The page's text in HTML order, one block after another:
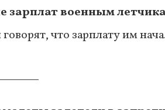
зарплат военным
что зарплату им